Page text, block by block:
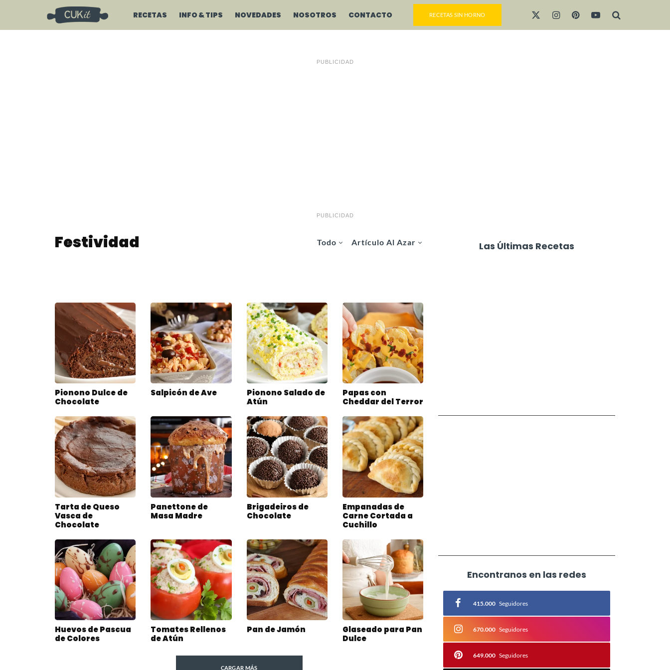
RECETAS INFO & TIPS NOVEDADES NOSOTROS CONTACTO RECETAS SIN HORNO
PUBLICIDAD
PUBLICIDAD
Todo Artículo Al Azar
Festividad
Pionono Dulce de
Chocolate
Salpicón de Ave
Pionono Salado de
Atún
Papas con
Cheddar del Terror
Tarta de Queso
Vasca de
Chocolate
Panettone de
Masa Madre
Brigadeiros de
Chocolate
Empanadas de
Carne Cortada a
Cuchillo
Huevos de Pascua
de Colores
Tomates Rellenos
de Atún
Pan de Jamón
Glaseado para Pan
Dulce
CARGAR MÁS
Las Últimas Recetas
Encontranos en las redes
415.000 Seguidores
670.000 Seguidores
649.000 Seguidores